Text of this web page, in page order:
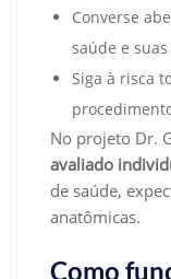
Converse
saúde e
Siga à risca
No projeto Dr.
avaliado
de saúde,
anatômicas.
Como